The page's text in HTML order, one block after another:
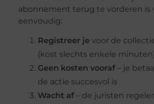
abonnement terug te vorderen is
eenvoudig:
Registreer je voor de
(kost slechts enkele
Geen kosten vooraf– je
de actie succesvol is
Wacht af– de juristen